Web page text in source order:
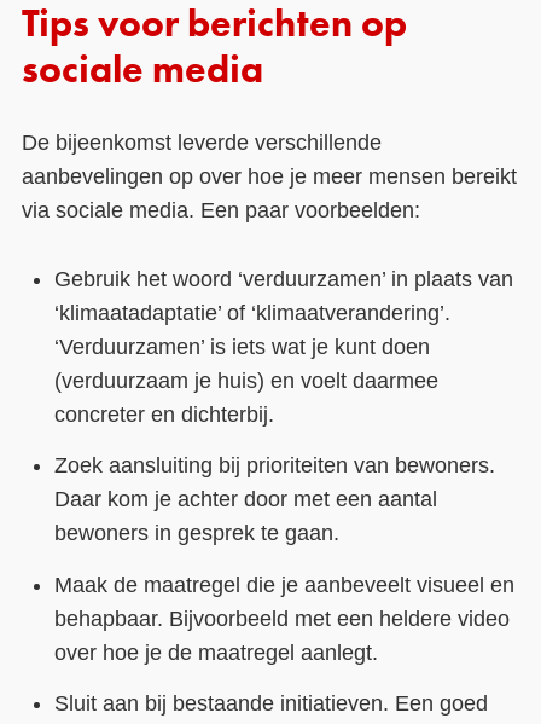
Tips voor berichten op
sociale media
De bijeenkomst leverde verschillende
aanbevelingen op over hoe je meer mensen bereikt
via sociale media. Een paar voorbeelden:
Gebruik het woord ‘verduurzamen’ in plaats van
‘klimaatadaptatie’ of ‘klimaatverandering’.
‘Verduurzamen’ is iets wat je kunt doen
(verduurzaam je huis) en voelt daarmee
concreter en dichterbij.
Zoek aansluiting bij prioriteiten van bewoners.
Daar kom je achter door met een aantal
bewoners in gesprek te gaan.
Maak de maatregel die je aanbeveelt visueel en
behapbaar. Bijvoorbeeld met een heldere video
over hoe je de maatregel aanlegt.
Sluit aan bij bestaande initiatieven. Een goed